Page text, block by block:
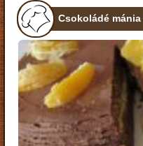
Csokoládé mánia